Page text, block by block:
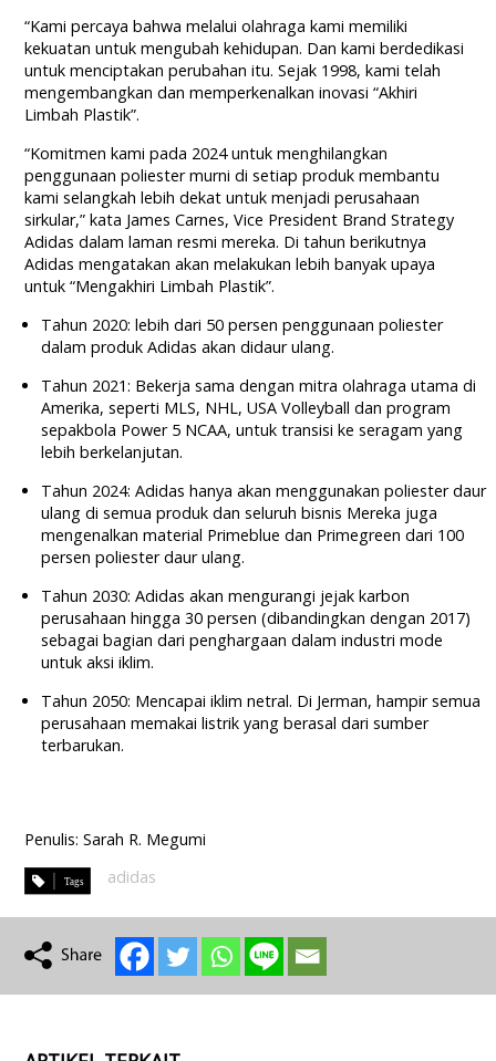
“Kami percaya bahwa melalui olahraga kami memiliki
kekuatan untuk mengubah kehidupan. Dan kami berdedikasi
untuk menciptakan perubahan itu. Sejak 1998, kami telah
mengembangkan dan memperkenalkan inovasi “Akhiri
Limbah Plastik”.
“Komitmen kami pada 2024 untuk menghilangkan
penggunaan poliester murni di setiap produk membantu
kami selangkah lebih dekat untuk menjadi perusahaan
sirkular,” kata James Carnes, Vice President Brand Strategy
Adidas dalam laman resmi mereka. Di tahun berikutnya
Adidas mengatakan akan melakukan lebih banyak upaya
untuk “Mengakhiri Limbah Plastik”.
Tahun 2020: lebih dari 50 persen penggunaan poliester
dalam produk Adidas akan didaur ulang.
Tahun 2021: Bekerja sama dengan mitra olahraga utama di
Amerika, seperti MLS, NHL, USA Volleyball dan program
sepakbola Power 5 NCAA, untuk transisi ke seragam yang
lebih berkelanjutan.
Tahun 2024: Adidas hanya akan menggunakan poliester daur
ulang di semua produk dan seluruh bisnis Mereka juga
mengenalkan material Primeblue dan Primegreen dari 100
persen poliester daur ulang.
Tahun 2030: Adidas akan mengurangi jejak karbon
perusahaan hingga 30 persen (dibandingkan dengan 2017)
sebagai bagian dari penghargaan dalam industri mode
untuk aksi iklim.
Tahun 2050: Mencapai iklim netral. Di Jerman, hampir semua
perusahaan memakai listrik yang berasal dari sumber
terbarukan.
Penulis: Sarah R. Megumi
adidas